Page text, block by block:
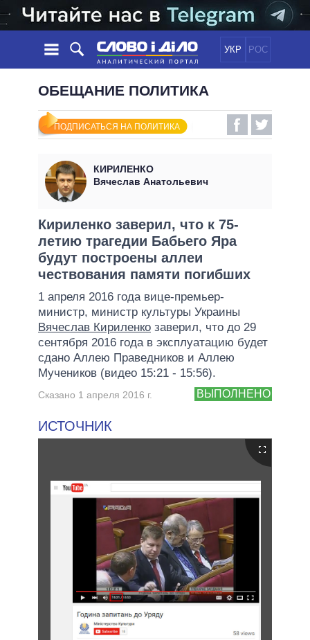
УКР РОС
НОВОСТИ
ЛЕНТА
СОБЫТИЯ
СТАТЬИ
МНЕНИЯ
ОБЗОРЫ
ДАЙДЖЕСТЫ
ПОЛИТИКА
ЭКОНОМИКА
МИР
ОБЕЩАНИЯ
ВСЕ ПОЛИТИКИ
ПРЕЗИДЕНТ И ОФИС
ВЕРХОВНАЯ РАДА
КАБИНЕТ МИНИСТРОВ
ГЛАВЫ ОБЛАДМИНИСТРАЦИЙ
МЭРЫ
ВСЕ ПЕРСОНЫ
ИНФОГРАФИКА
ПОДДЕРЖАТЬ
СРАВНЕНИЕ ПОЛИТИКОВ
ОБЕЩАНИЕ ПОЛИТИКА
ПОДПИСАТЬСЯ НА ПОЛИТИКА
КИРИЛЕНКО
Вячеслав Анатольевич
Кириленко заверил, что к 75-
летию трагедии Бабьего Яра
будут построены аллеи
чествования памяти погибших
1 апреля 2016 года вице-премьер-
министр, министр культуры Украины
Вячеслав Кириленко заверил, что до 29
сентября 2016 года в эксплуатацию будет
сдано Аллею Праведников и Аллею
Мучеников (видео 15:21 - 15:56).
ВЫПОЛНЕНО
Сказано 1 апреля 2016 г.
ИСТОЧНИК